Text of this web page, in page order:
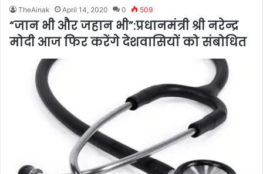
TheAinak April 14, 2020 0 509
“जान भी और जहान भी”:प्रधानमंत्री श्री नरेन्द्र
मोदी आज फिर करेंगे देशवासियों को संबोधित